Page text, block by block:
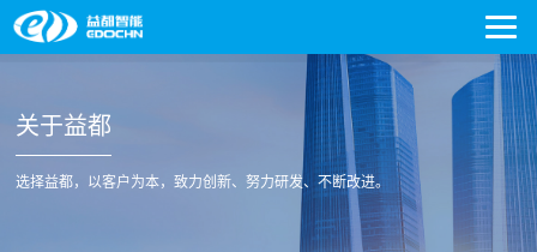
关于益都
选择益都，以客户为本，致力创新、努力研发、不断改进。